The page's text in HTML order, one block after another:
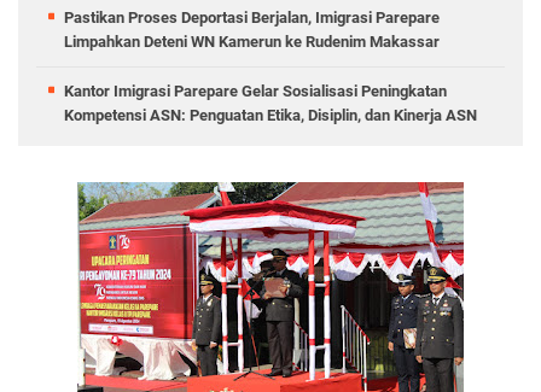
Pastikan Proses Deportasi Berjalan, Imigrasi Parepare
Limpahkan Deteni WN Kamerun ke Rudenim Makassar
Kantor Imigrasi Parepare Gelar Sosialisasi Peningkatan
Kompetensi ASN: Penguatan Etika, Disiplin, dan Kinerja ASN